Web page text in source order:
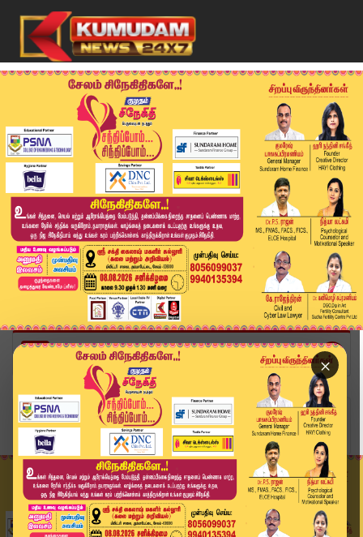
×
Home
வீடியோ ஸ்டோரி
Karur Tragedy | விஜய் வீட்டிற்கு வெடிகுண்டு மிர...